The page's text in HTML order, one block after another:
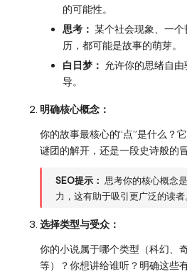
的可能性。
思考： 某个社会现象、一
历，都可能是故事的萌芽。
白日梦： 允许你的思绪自
导。
明确核心概念：
你的故事最核心的“点”是什么？
谜团的解开，还是一段史诗般的
SEO提示： 思考你的核心概念
力，这有助于吸引更广泛的读者
选择类型与受众：
你的小说属于哪个类型（科幻、
等）？你想讲给谁听？明确这些